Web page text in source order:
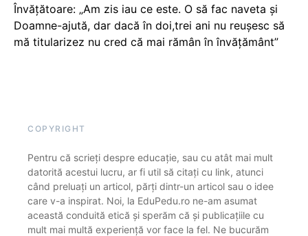
Învățătoare: „Am zis iau ce este. O să fac naveta și
Doamne-ajută, dar dacă în doi,trei ani nu reușesc să
mă titularizez nu cred că mai rămân în învățământ”
COPYRIGHT
Pentru că scrieți despre educație, sau cu atât mai mult
datorită acestui lucru, ar fi util să citați cu link, atunci
când preluați un articol, părți dintr-un articol sau o idee
care v-a inspirat. Noi, la EduPedu.ro ne-am asumat
această conduită etică și sperăm că și publicațiile cu
mult mai multă experiență vor face la fel. Ne bucurăm